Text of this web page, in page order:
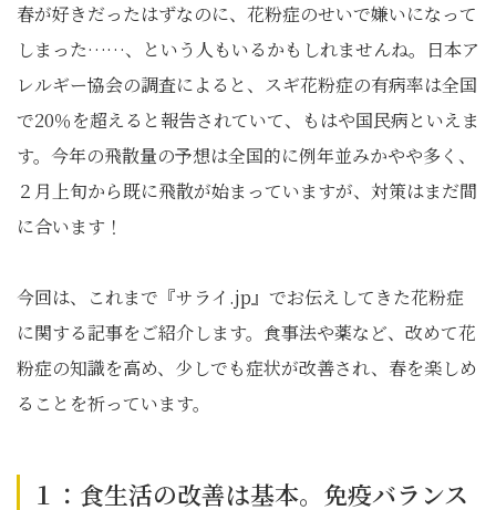
春が好きだったはずなのに、花粉症のせいで嫌いになって
しまった……、という人もいるかもしれませんね。日本ア
レルギー協会の調査によると、スギ花粉症の有病率は全国
で20％を超えると報告されていて、もはや国民病といえま
す。今年の飛散量の予想は全国的に例年並みかやや多く、
２月上旬から既に飛散が始まっていますが、対策はまだ間
に合います！
今回は、これまで『サライ.jp』でお伝えしてきた花粉症
に関する記事をご紹介します。食事法や薬など、改めて花
粉症の知識を高め、少しでも症状が改善され、春を楽しめ
ることを祈っています。
１：食生活の改善は基本。免疫バランス